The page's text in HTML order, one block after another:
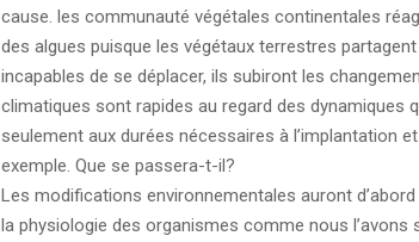
cause. les communauté végétales continentales
des algues puisque les végétaux terrestres
incapables de se déplacer, ils subiront les
climatiques sont rapides au regard des dynamiques
seulement aux durées nécessaires à l’implantation
exemple. Que se passera-t-il?
Les modifications environnementales auront
la physiologie des organismes comme nous l’avons